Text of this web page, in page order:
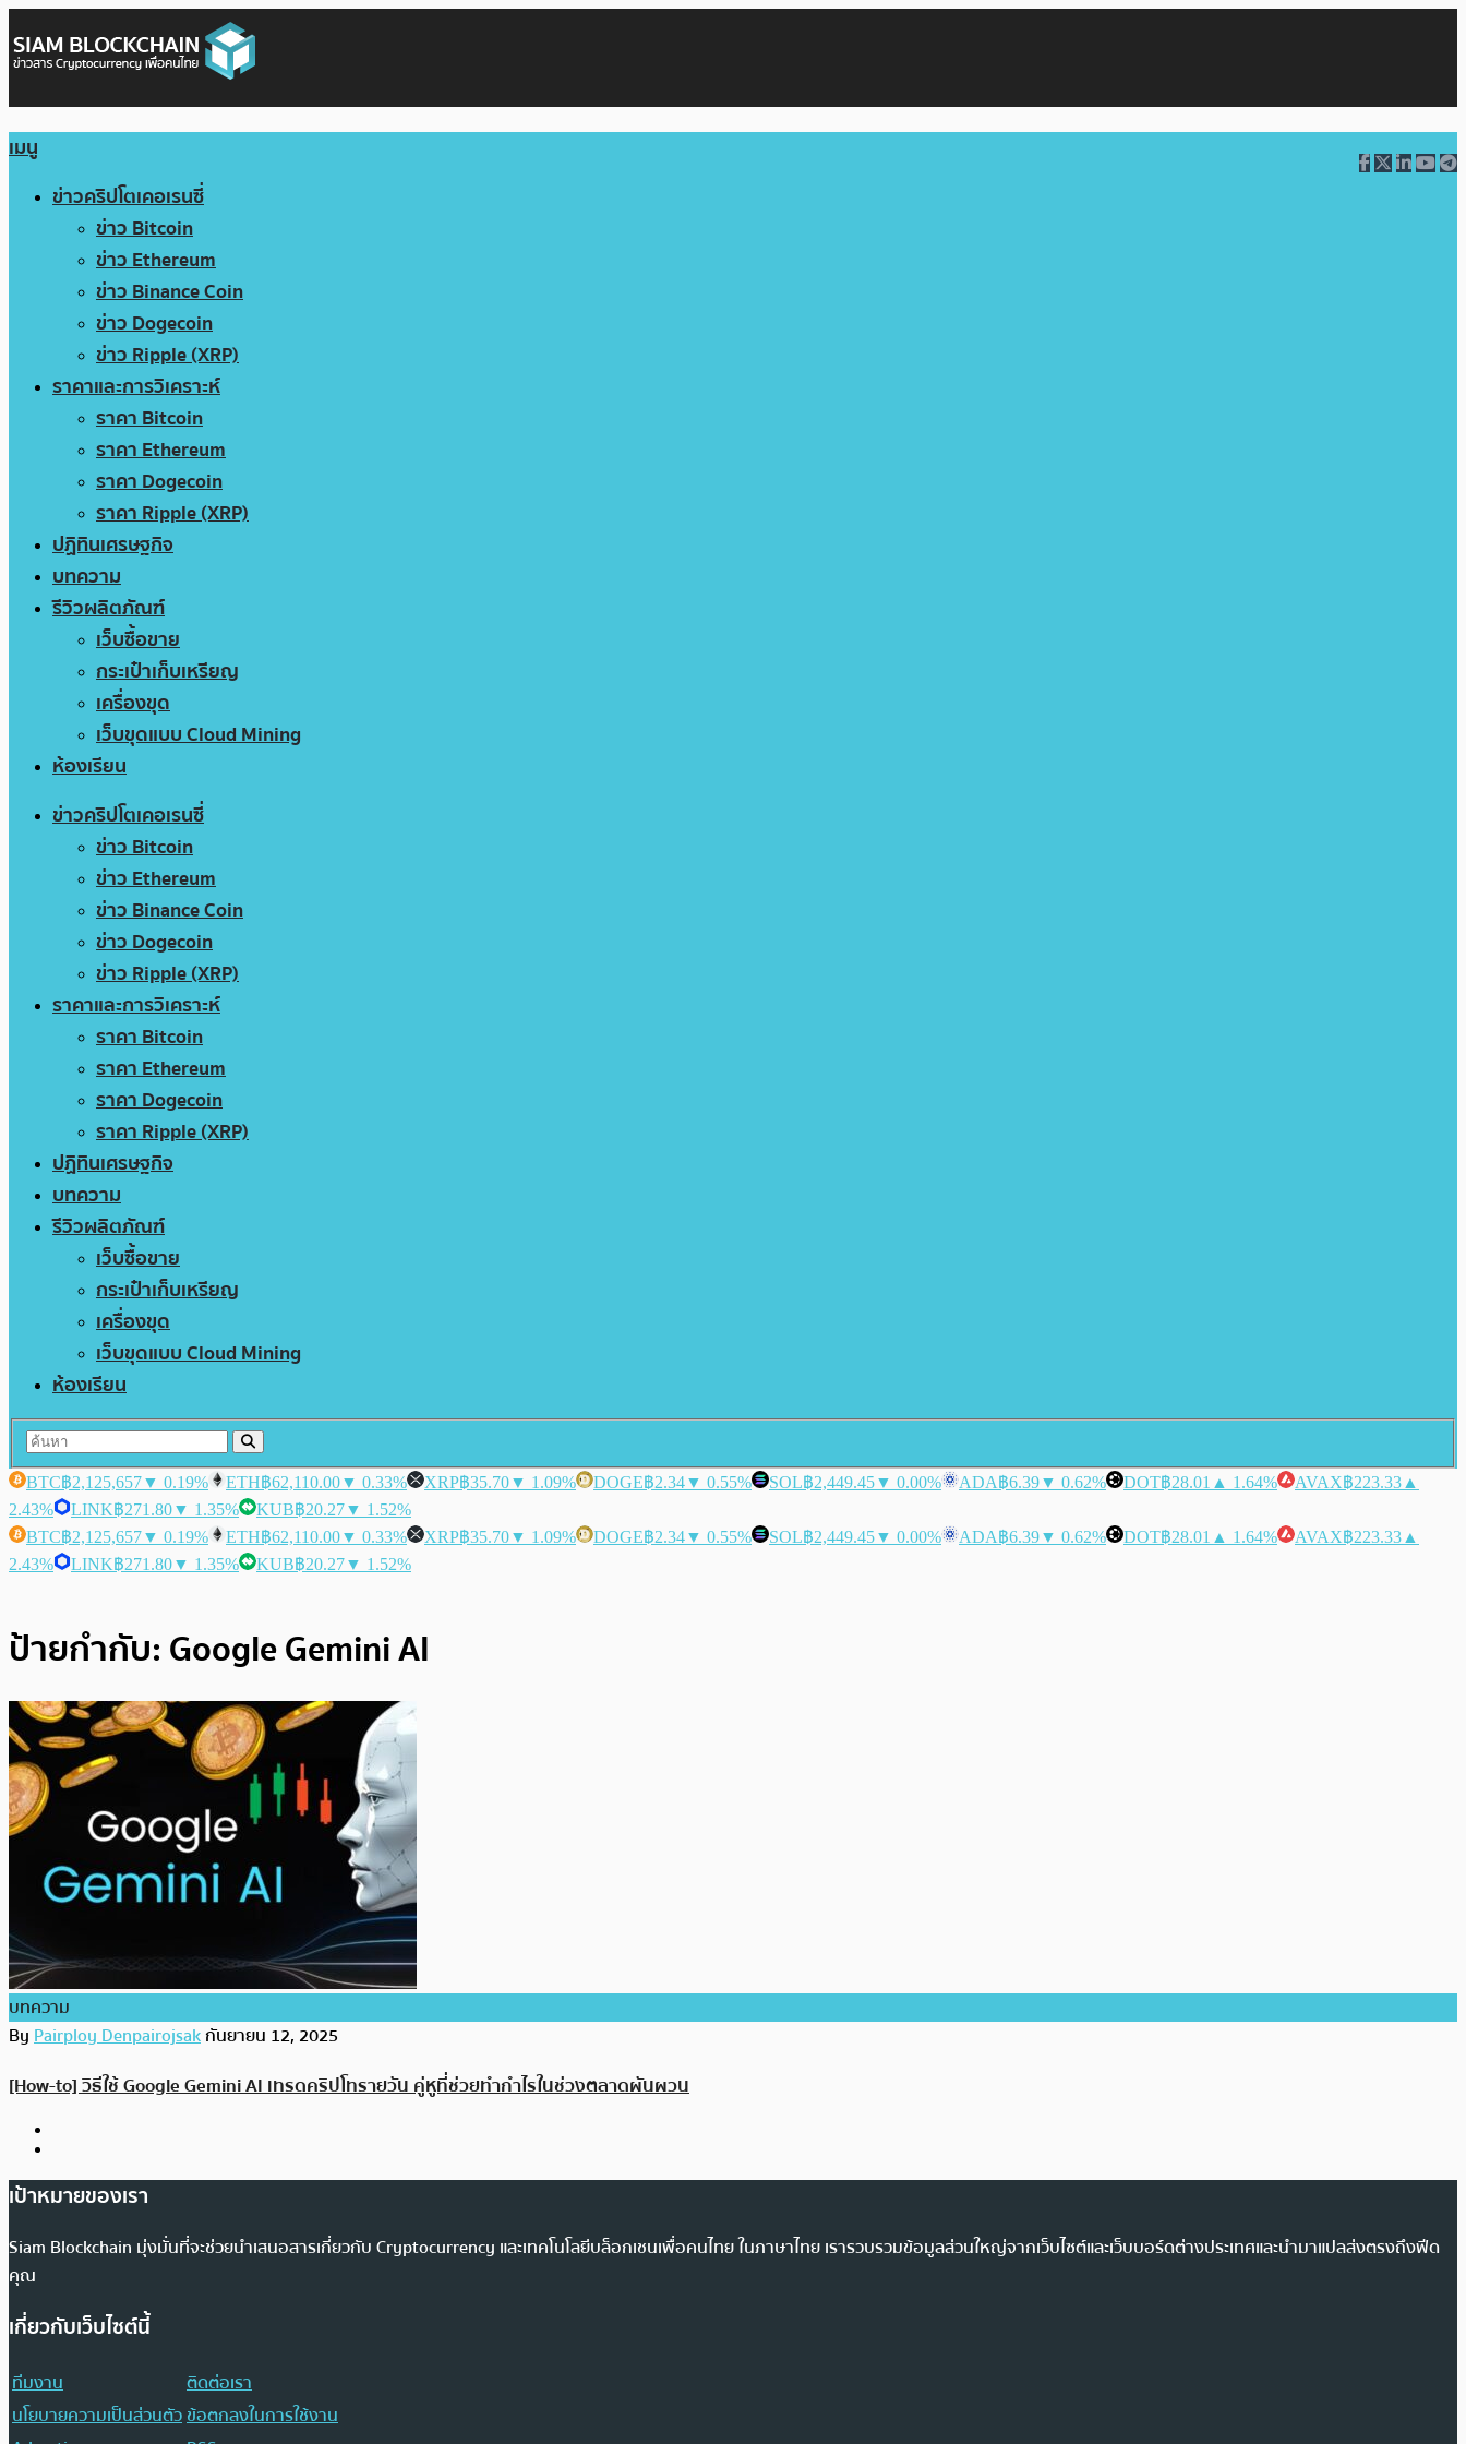
เมนู
ข่าวคริปโตเคอเรนซี่
ข่าว Bitcoin
ข่าว Ethereum
ข่าว Binance Coin
ข่าว Dogecoin
ข่าว Ripple (XRP)
ราคาและการวิเคราะห์
ราคา Bitcoin
ราคา Ethereum
ราคา Dogecoin
ราคา Ripple (XRP)
ปฏิทินเศรษฐกิจ
บทความ
รีวิวผลิตภัณฑ์
เว็บซื้อขาย
กระเป๋าเก็บเหรียญ
เครื่องขุด
เว็บขุดแบบ Cloud Mining
ห้องเรียน
ข่าวคริปโตเคอเรนซี่
ข่าว Bitcoin
ข่าว Ethereum
ข่าว Binance Coin
ข่าว Dogecoin
ข่าว Ripple (XRP)
ราคาและการวิเคราะห์
ราคา Bitcoin
ราคา Ethereum
ราคา Dogecoin
ราคา Ripple (XRP)
ปฏิทินเศรษฐกิจ
บทความ
รีวิวผลิตภัณฑ์
เว็บซื้อขาย
กระเป๋าเก็บเหรียญ
เครื่องขุด
เว็บขุดแบบ Cloud Mining
ห้องเรียน
BTC฿2,125,657▼ 0.19% ETH฿62,110.00▼ 0.33% XRP฿35.70▼ 1.09% DOGE฿2.34▼ 0.55% SOL฿2,449.45▼ 0.00% ADA฿6.39▼ 0.62% DOT฿28.01 ▲ 1.64% AVAX฿223.33 ▲
2.43%
LINK฿271.80▼ 1.35% KUB฿20.27▼ 1.52%
BTC฿2,125,657▼ 0.19% ETH฿62,110.00▼ 0.33% XRP฿35.70▼ 1.09% DOGE฿2.34▼ 0.55% SOL฿2,449.45▼ 0.00% ADA฿6.39▼ 0.62% DOT฿28.01 ▲ 1.64% AVAX฿223.33 ▲
2.43%
LINK฿271.80▼ 1.35% KUB฿20.27▼ 1.52%
ป้ายกำกับ: Google Gemini AI
บทความ
ByPairploy Denpairojsakกันยายน 12, 2025
[How-to] วิธีใช้ Google Gemini AI เทรดคริปโทรายวัน คู่หูที่ช่วยทำกำไรในช่วงตลาดผันผวน
เป้าหมายของเรา
Siam Blockchain มุ่งมั่นที่จะช่วยนำเสนอสารเกี่ยวกับ Cryptocurrency และเทคโนโลยีบล็อกเชนเพื่อคนไทย ในภาษาไทย เรารวบรวมข้อมูลส่วนใหญ่จากเว็บไซต์และเว็บบอร์ดต่างประเทศและนำมาแปลส่งตรงถึงฟีด
คุณ
เกี่ยวกับเว็บไซต์นี้
ทีมงาน
ติดต่อเรา
นโยบายความเป็นส่วนตัวข้อตกลงในการใช้งาน